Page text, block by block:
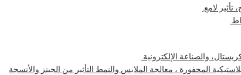
لامع.
والصناعة الإلكترونية.
المحفورة ، معالجة الملابس والنمط التأثير من الجينز والأنسجة